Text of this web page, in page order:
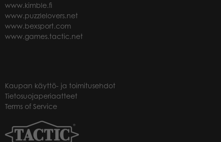
www.kimble.fi
www.puzzlelovers.net
www.bexsport.com
www.games.tactic.net
Kaupan käyttö- ja toimitusehdot
Tietosuojaperiaatteet
Terms of Service